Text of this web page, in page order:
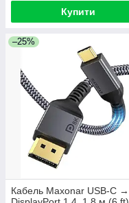
Купити
–25%
Кабель Maxonar USB-C →